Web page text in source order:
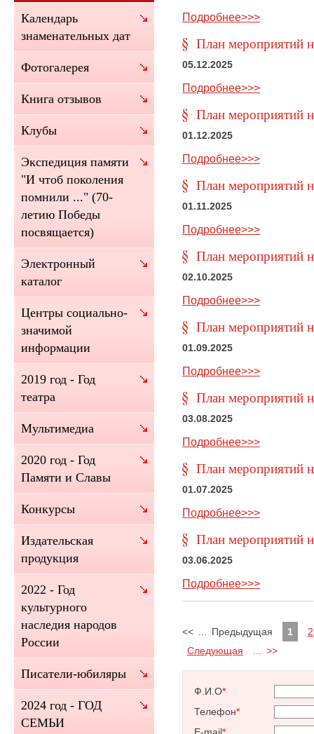
Подробнее>>>
План мероприятий
05.12.2025
Подробнее>>>
План мероприятий
01.12.2025
Подробнее>>>
План мероприятий
01.11.2025
Подробнее>>>
План мероприятий
02.10.2025
Подробнее>>>
План мероприятий
01.09.2025
Подробнее>>>
План мероприятий
03.08.2025
Подробнее>>>
План мероприятий
01.07.2025
Подробнее>>>
План мероприятий
03.06.2025
Подробнее>>>
<< Предыдущая 1
2
Следующая
>>
Ф.И.О*
Телефон*
Календарь
знаменательных дат
Фотогалерея
Книга отзывов
Клубы
Экспедиция памяти
"И чтоб поколения
помнили ..." (70-
летию Победы
посвящается)
Электронный
каталог
Центры социально-
значимой
информации
2019 год - Год
театра
Мультимедиа
2020 год - Год
Памяти и Славы
Конкурсы
Издательская
продукция
2022 - Год
культурного
наследия народов
России
Писатели-юбиляры
2024 год - ГОД
СЕМЬИ